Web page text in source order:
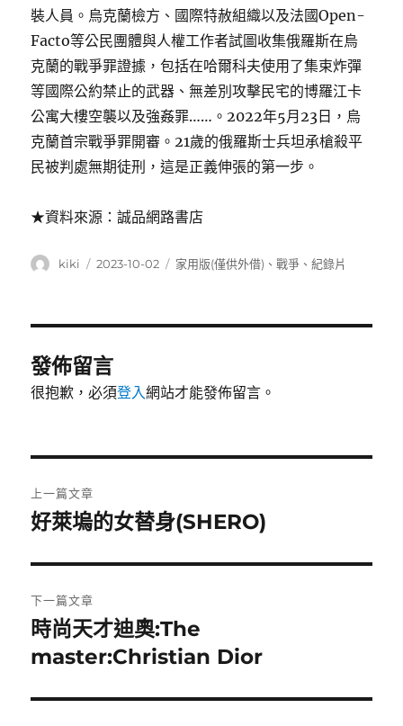
裝人員。烏克蘭檢方、國際特赦組織以及法國Open-
Facto等公民團體與人權工作者試圖收集俄羅斯在烏
克蘭的戰爭罪證據，包括在哈爾科夫使用了集束炸彈
等國際公約禁止的武器、無差別攻擊民宅的博羅江卡
公寓大樓空襲以及強姦罪……。2022年5月23日，烏
克蘭首宗戰爭罪開審。21歲的俄羅斯士兵坦承槍殺平
民被判處無期徒刑，這是正義伸張的第一步。
★資料來源：誠品網路書店
作
kiki
發
2023-10-02
分
家用版(僅供外借) 、 戰爭 、紀錄片
發佈留言
很抱歉，必須登入網站才能發佈留言。
章
覽
上一篇文章
上
篇
文
章:
好萊塢的女替身(SHERO)
下一篇文章
下
一
文
時尚天才迪奧:The
master:Christian Dior